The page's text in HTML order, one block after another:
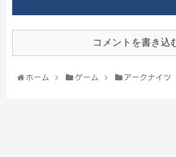
コメントを書き込
ホーム ゲーム アークナイツ